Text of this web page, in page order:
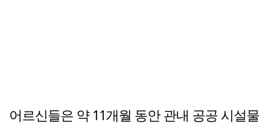
어르신들은 약 11개월 동안 관내 공공 시설물